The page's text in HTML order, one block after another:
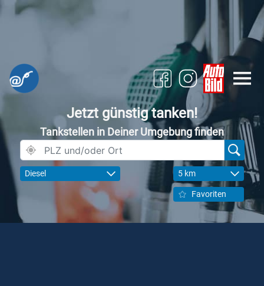
Jetzt günstig tanken!
Tankstellen in Deiner Umgebung finden
Diesel 5 km
Favoriten